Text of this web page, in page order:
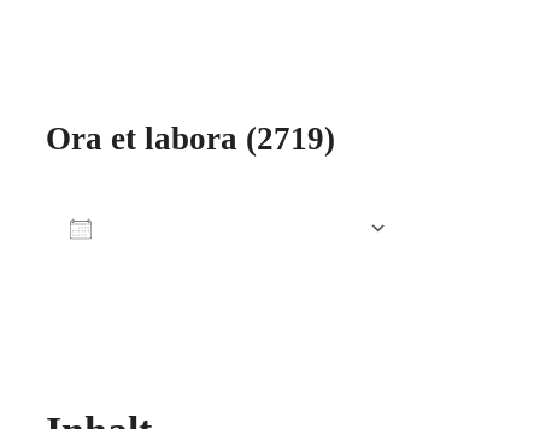
Ora et labora (2719)